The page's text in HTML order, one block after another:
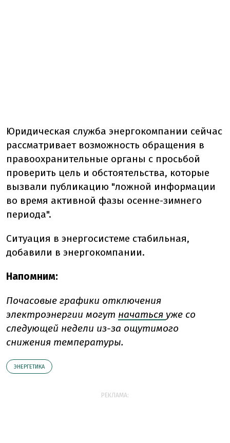
Юридическая служба энергокомпании сейчас
рассматривает возможность обращения в
правоохранительные органы с просьбой
проверить цель и обстоятельства, которые
вызвали публикацию "ложной информации
во время активной фазы осенне-зимнего
периода".
Ситуация в энергосистеме стабильная,
добавили в энергокомпании.
Напомним:
Почасовые графики отключения
электроэнергии могут начаться уже со
следующей недели из-за ощутимого
снижения температуры.
ЭНЕРГЕТИКА
РЕКЛАМА: